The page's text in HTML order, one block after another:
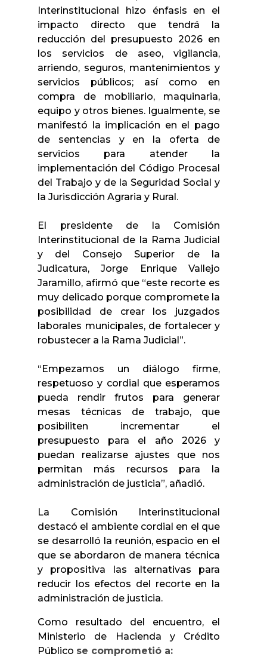
Interinstitucional hizo énfasis en el
impacto directo que tendrá la
reducción del presupuesto 2026 en
los servicios de aseo, vigilancia,
arriendo, seguros, mantenimientos y
servicios públicos; así como en
compra de mobiliario, maquinaria,
equipo y otros bienes. Igualmente, se
manifestó la implicación en el pago
de sentencias y en la oferta de
servicios para atender la
implementación del Código Procesal
del Trabajo y de la Seguridad Social y
la Jurisdicción Agraria y Rural.
El presidente de la Comisión
Interinstitucional de la Rama Judicial
y del Consejo Superior de la
Judicatura, Jorge Enrique Vallejo
Jaramillo, afirmó que “este recorte es
muy delicado porque compromete la
posibilidad de crear los juzgados
laborales municipales, de fortalecer y
robustecer a la Rama Judicial”.
“Empezamos un diálogo firme,
respetuoso y cordial que esperamos
pueda rendir frutos para generar
mesas técnicas de trabajo, que
posibiliten incrementar el
presupuesto para el año 2026 y
puedan realizarse ajustes que nos
permitan más recursos para la
administración de justicia”, añadió.
La Comisión Interinstitucional
destacó el ambiente cordial en el que
se desarrolló la reunión, espacio en el
que se abordaron de manera técnica
y propositiva las alternativas para
reducir los efectos del recorte en la
administración de justicia.
Como resultado del encuentro, el
Ministerio de Hacienda y Crédito
Público se comprometió a: